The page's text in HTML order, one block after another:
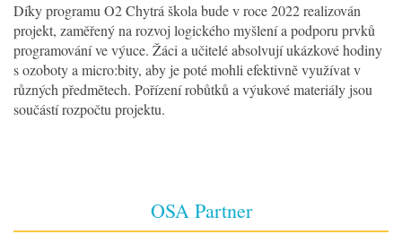
Díky programu O2 Chytrá škola bude v roce 2022 realizován
projekt, zaměřený na rozvoj logického myšlení a podporu prvků
programování ve výuce. Žáci a učitelé absolvují ukázkové hodiny
s ozoboty a micro:bity, aby je poté mohli efektivně využívat v
různých předmětech. Pořízení robůtků a výukové materiály jsou
součástí rozpočtu projektu.
OSA Partner